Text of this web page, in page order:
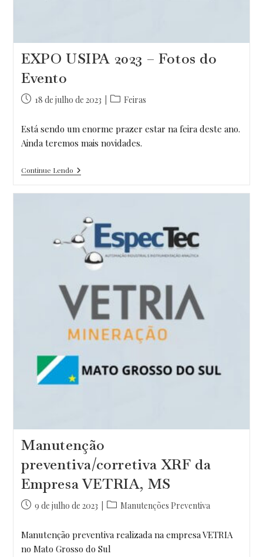
EXPO USIPA 2023 – Fotos do
Evento
Post18 de julho de 2023
Categoria
Feiras
Está sendo um enorme prazer estar na feira deste ano.
Ainda teremos mais novidades.
Continue LendoEXPO
USIPA
Evento
Manutenção
preventiva/corretiva XRF da
Empresa VETRIA, MS
Post9 de julho de 2023
Categoria
Manutenções Preventiva
Manutenção preventiva realizada na empresa VETRIA
no Mato Grosso do Sul